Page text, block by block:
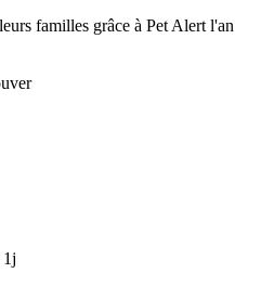
familles grâce à Pet Alert l'an
1j